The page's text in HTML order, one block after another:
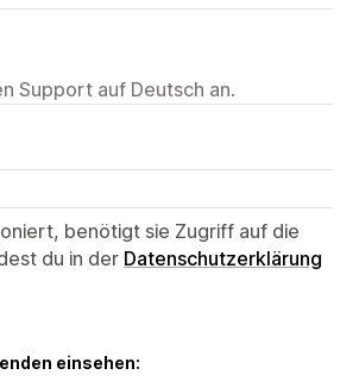
Support auf Deutsch an.
benötigt sie Zugriff auf die
du in der Datenschutzerklärung
einsehen: